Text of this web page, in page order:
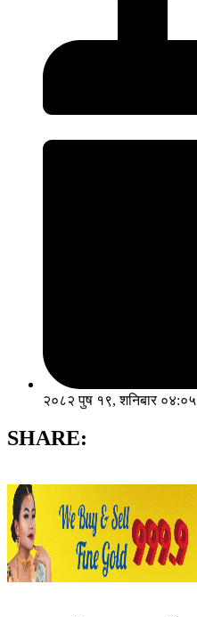
२०८२ पुष १९, शनिबार ०४:०५
SHARE: